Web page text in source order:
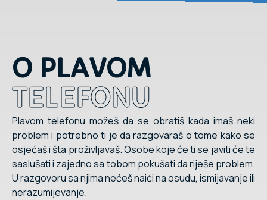
O PLAVOM
TELEFONU
Plavom telefonu možeš da se obratiš kada imaš neki
problem i potrebno ti je da razgovaraš o tome kako se
osjećaš i šta proživljavaš. Osobe koje će ti se javiti će te
saslušati i zajedno sa tobom pokušati da riješe problem.
U razgovoru sa njima nećeš naići na osudu, ismijavanje ili
nerazumijevanje.